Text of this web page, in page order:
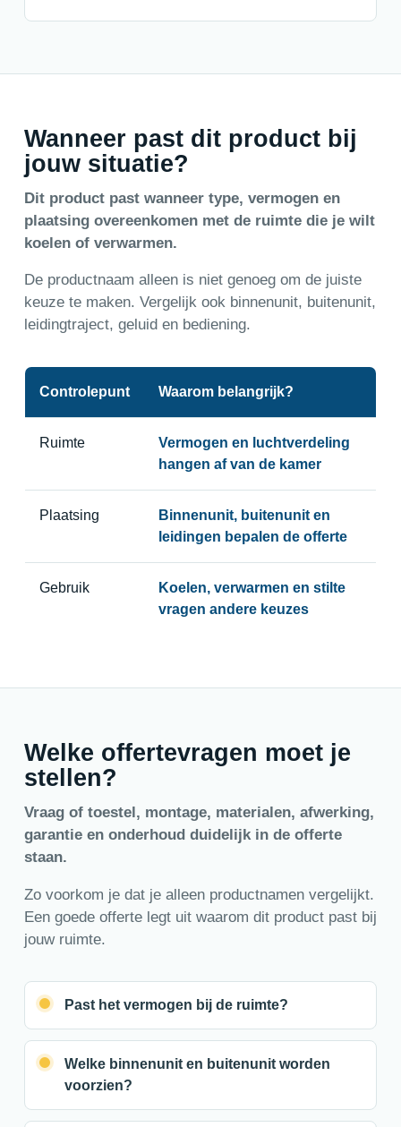
Wanneer past dit product bij
jouw situatie?
Dit product past wanneer type, vermogen en
plaatsing overeenkomen met de ruimte die je wilt
koelen of verwarmen.
De productnaam alleen is niet genoeg om de juiste
keuze te maken. Vergelijk ook binnenunit, buitenunit,
leidingtraject, geluid en bediening.
Controlepunt Waarom belangrijk?
Ruimte
Vermogen en luchtverdeling
hangen af van de kamer
Plaatsing
Binnenunit, buitenunit en
leidingen bepalen de offerte
Gebruik
Koelen, verwarmen en stilte
vragen andere keuzes
Welke offertevragen moet je
stellen?
Vraag of toestel, montage, materialen, afwerking,
garantie en onderhoud duidelijk in de offerte
staan.
Zo voorkom je dat je alleen productnamen vergelijkt.
Een goede offerte legt uit waarom dit product past bij
jouw ruimte.
Past het vermogen bij de ruimte?
Welke binnenunit en buitenunit worden
voorzien?